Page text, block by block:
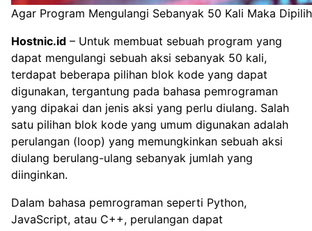
Agar Program Mengulangi Sebanyak 50 Kali Maka
Hostnic.id – Untuk membuat sebuah program yang
dapat mengulangi sebuah aksi sebanyak 50 kali,
terdapat beberapa pilihan blok kode yang dapat
digunakan, tergantung pada bahasa pemrograman
yang dipakai dan jenis aksi yang perlu diulang. Salah
satu pilihan blok kode yang umum digunakan adalah
perulangan (loop) yang memungkinkan sebuah aksi
diulang berulang-ulang sebanyak jumlah yang
diinginkan.
Dalam bahasa pemrograman seperti Python,
JavaScript, atau C++, perulangan dapat